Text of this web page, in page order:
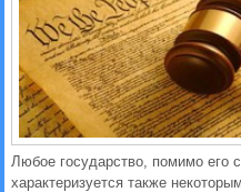
Любое государство, помимо его
характеризуется также